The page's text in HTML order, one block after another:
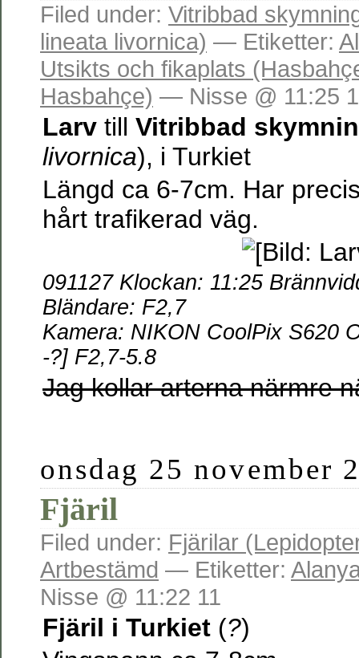
Filed under: Vitribbad
lineata livornica) — Etiketter:
Utsikts och fikaplats
Hasbahçe) — Nisse @ 11:25
Larv till Vitribbad
livornica), i Turkiet
Längd ca 6-7cm. Har
hårt trafikerad väg.
091127 Klockan: 11:25
Bländare: F2,7
Kamera: NIKON CoolPix S620
-?] F2,7-5.8
Jag kollar arterna närmre
onsdag 25 november
Fjäril
Filed under: Fjärilar
Artbestämd — Etiketter:
Nisse @ 11:22 11
Fjäril i Turkiet (?)